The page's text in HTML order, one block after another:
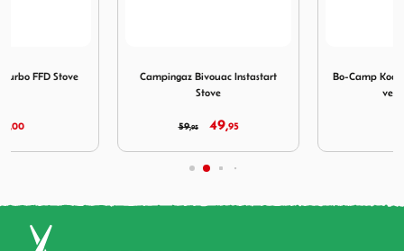
Campingaz Bivouac Instastart
Bo-Camp Kookwindscherm Staal